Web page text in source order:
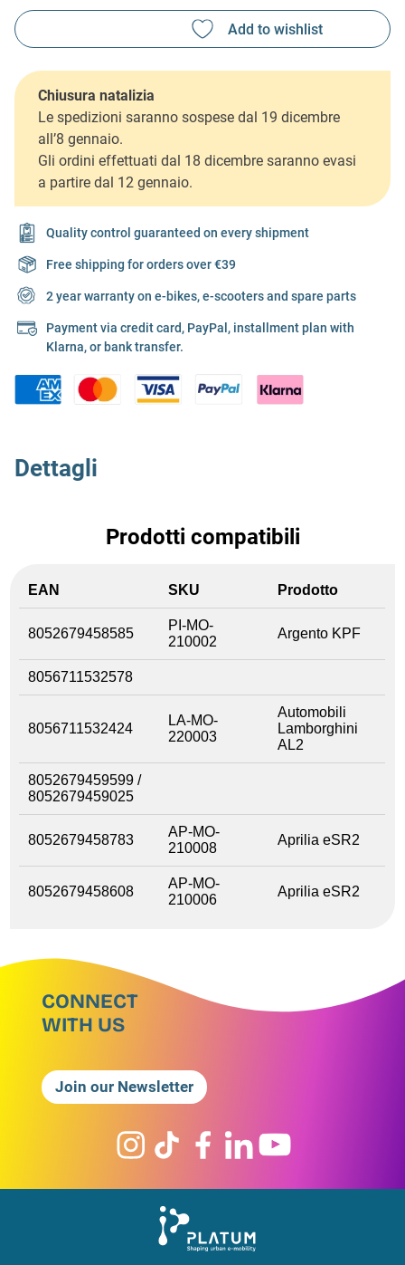
Chiusura natalizia
Le spedizioni saranno sospese dal 19 dicembre
all’8 gennaio.
Gli ordini effettuati dal 18 dicembre saranno evasi
a partire dal 12 gennaio.
Quality control guaranteed on every shipment
Free shipping for orders over €39
2 year warranty on e-bikes, e-scooters and spare parts
Payment via credit card, PayPal, installment plan with
Klarna, or bank transfer.
Dettagli
Prodotti compatibili
EAN SKU Prodotto
8052679458585
PI-MO-
210002
Argento KPF
8056711532578
8056711532424
LA-MO-
220003
Automobili
Lamborghini
AL2
8052679459599 /
8052679459025
8052679458783
AP-MO-
210008
Aprilia eSR2
8052679458608
AP-MO-
210006
Aprilia eSR2
CONNECT
WITH US
Join our Newsletter